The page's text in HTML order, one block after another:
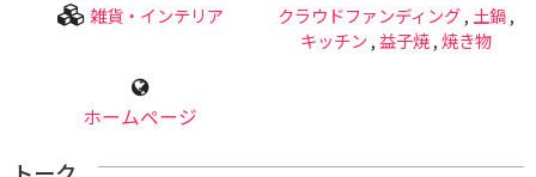
雑貨・インテリア クラウドファンディング, 土鍋,
キッチン ,益子焼,焼き物
ホームページ